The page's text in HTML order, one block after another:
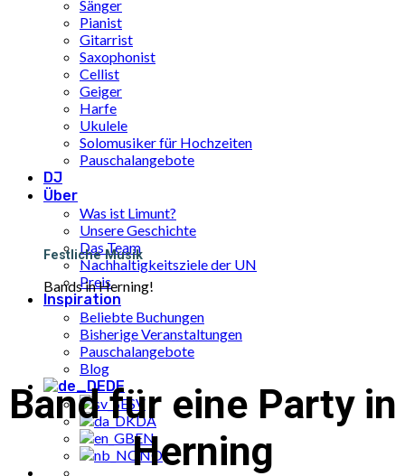
Sänger
Pianist
Gitarrist
Saxophonist
Cellist
Geiger
Harfe
Ukulele
Solomusiker für Hochzeiten
Pauschalangebote
DJ
Über
Was ist Limunt?
Unsere Geschichte
Das Team
Nachhaltigkeitsziele der UN
Preis
Inspiration
Beliebte Buchungen
Bisherige Veranstaltungen
Pauschalangebote
Blog
DE
SV
DA
EN
NO
Festliche Musik
Bands in Herning!
Band für eine Party in
Herning